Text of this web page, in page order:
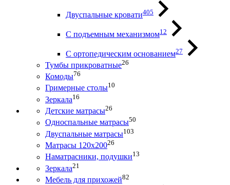
Двуспальные кровати405
С подъемным механизмом12
С ортопедическим основанием27
Тумбы прикроватные26
Комоды76
Гримерные столы10
Зеркала16
Детские матрасы26
Односпальные матрасы50
Двуспальные матрасы103
Матрасы 120х20026
Наматрасники, подушки13
Зеркала21
Мебель для прихожей82